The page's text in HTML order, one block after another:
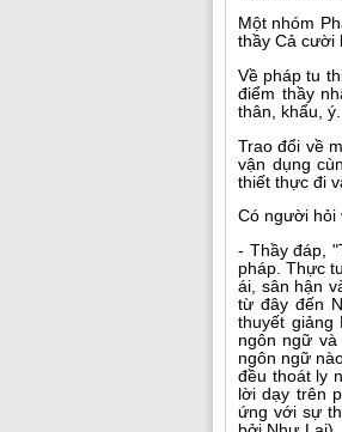
Một nhóm
thầy Cả cười
Về pháp tu
điểm thầy
thân, khẩu,
Trao đổi về
vận dụng
thiết thực đi
Có người hỏi
- Thầy đáp,
pháp. Thực
ái, sân hận
từ đây đến
thuyết
ngôn ngữ
ngôn ngữ
đều thoát ly
lời dạy trên
ứng với sự